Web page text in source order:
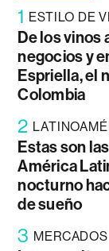
1 ESTILO DE
De los vinos
negocios y
Espriella, el
Colombia
2
Estas son
América
nocturno
de sueño
3 MERCADOS